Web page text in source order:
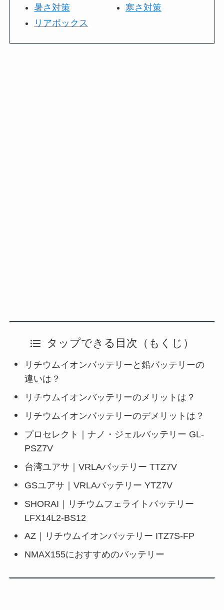
暑さ対策
リアボックス
寒さ対策
タップできる目次（もくじ）
リチウムイオンバッテリーと鉛バッテリーの
違いは？
リチウムイオンバッテリーのメリットは？
リチウムイオンバッテリーのデメリットは？
プロセレクト｜ナノ・ジェルバッテリー GL-
PSZ7V
台湾ユアサ｜VRLAバッテリー TTZ7V
GSユアサ｜VRLAバッテリー YTZ7V
SHORAI｜リチウムフェライトバッテリー
LFX14L2-BS12
AZ｜リチウムイオンバッテリー ITZ7S-FP
NMAX155におすすめのバッテリー